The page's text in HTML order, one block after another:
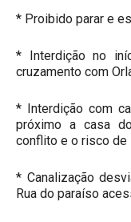
* Proibido parar e
* Interdição no
cruzamento com
* Interdição com
próximo a casa
conflito e o risco de
* Canalização
Rua do paraíso